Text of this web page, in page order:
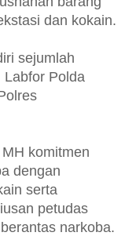
dan kokain.
sejumlah
Labfor Polda
komitmen
dengan
serta
petudas
narkoba.